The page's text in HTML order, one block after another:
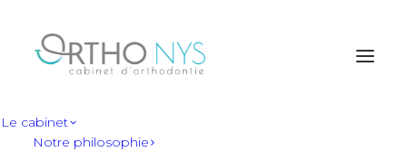
Le cabinet
Notre philosophie